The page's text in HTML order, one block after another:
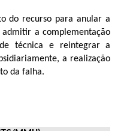
do recurso para anular a
a complementação
técnica e reintegrar a
a realização
da falha.